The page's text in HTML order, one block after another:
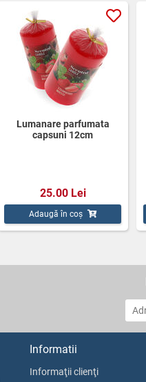
Lumanare parfumata
capsuni 12cm
25.00 Lei
Adaugă în coș
Informatii
Informaţii clienţi